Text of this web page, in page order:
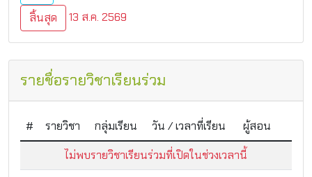
สิ้นสุด
13 ส.ค. 2569
รายชื่อรายวิชาเรียนร่วม
# รายวิชา กลุ่มเรียน วัน / เวลาที่เรียน
ผู้สอน
ไม่พบรายวิชาเรียนร่วมที่เปิดในช่วงเวลานี้